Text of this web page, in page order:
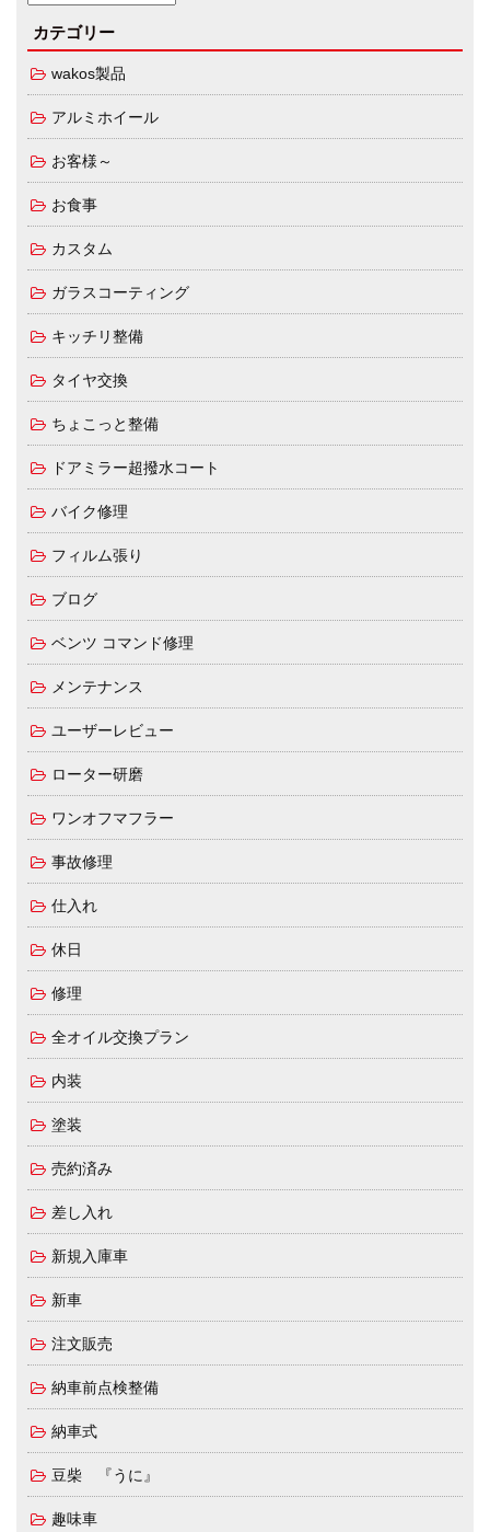
カテゴリー
wakos製品
アルミホイール
お客様～
お食事
カスタム
ガラスコーティング
キッチリ整備
タイヤ交換
ちょこっと整備
ドアミラー超撥水コート
バイク修理
フィルム張り
ブログ
ベンツ コマンド修理
メンテナンス
ユーザーレビュー
ローター研磨
ワンオフマフラー
事故修理
仕入れ
休日
修理
全オイル交換プラン
内装
塗装
売約済み
差し入れ
新規入庫車
新車
注文販売
納車前点検整備
納車式
豆柴 『うに』
趣味車